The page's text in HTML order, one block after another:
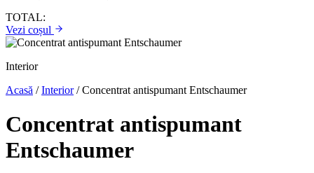
TOTAL:
Vezi coșul
Interior
Acasă /Interior/Concentrat antispumant Entschaumer
Concentrat antispumant
Entschaumer